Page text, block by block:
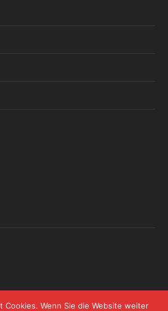
Cookies. Wenn Sie die Website weiter